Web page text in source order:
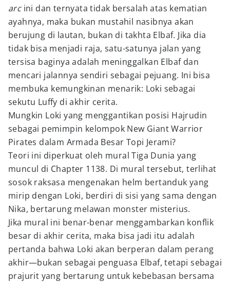
arcini dan ternyata tidak bersalah atas kematian
ayahnya, maka bukan mustahil nasibnya akan
berujung di lautan, bukan di takhta Elbaf. Jika dia
tidak bisa menjadi raja, satu-satunya jalan yang
tersisa baginya adalah meninggalkan Elbaf dan
mencari jalannya sendiri sebagai pejuang. Ini bisa
membuka kemungkinan menarik: Loki sebagai
sekutu Luffy di akhir cerita.
Mungkin Loki yang menggantikan posisi Hajrudin
sebagai pemimpin kelompok New Giant Warrior
Pirates dalam Armada Besar Topi Jerami?
Teori ini diperkuat oleh mural Tiga Dunia yang
muncul di Chapter 1138. Di mural tersebut, terlihat
sosok raksasa mengenakan helm bertanduk yang
mirip dengan Loki, berdiri di sisi yang sama dengan
Nika, bertarung melawan monster misterius.
Jika mural ini benar-benar menggambarkan konflik
besar di akhir cerita, maka bisa jadi itu adalah
pertanda bahwa Loki akan berperan dalam perang
akhir—bukan sebagai penguasa Elbaf, tetapi sebagai
prajurit yang bertarung untuk kebebasan bersama